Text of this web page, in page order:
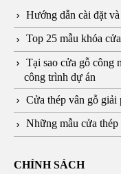
Hướng dẫn cài đặt
Top 25 mẫu khóa
Tại sao cửa gỗ công
công trình dự án
Cửa thép vân gỗ giải
Những mẫu cửa
CHÍNH SÁCH